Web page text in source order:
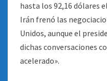
hasta los 92,16 dólares
Irán frenó las
Unidos, aunque el
dichas conversaciones
acelerado».